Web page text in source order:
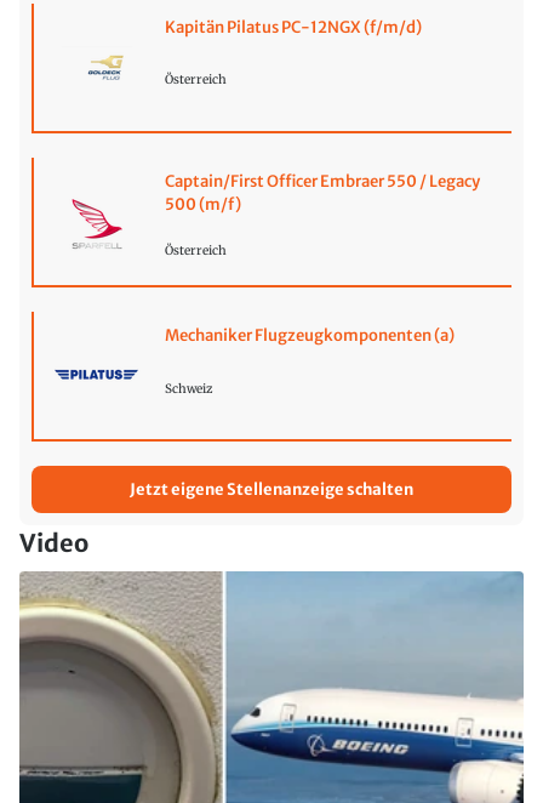
Kapitän Pilatus PC-12NGX (f/m/d)
Österreich
Captain/First Officer Embraer 550 / Legacy
500 (m/f)
Österreich
Mechaniker Flugzeugkomponenten (a)
Schweiz
Jetzt eigene Stellenanzeige schalten
Video